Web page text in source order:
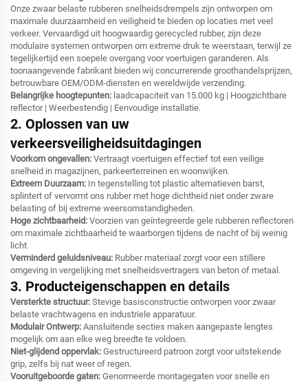
Onze zwaar belaste rubberen snelheidsdrempels zijn ontworpen om
maximale duurzaamheid en veiligheid te bieden op locaties met veel
verkeer. Vervaardigd uit hoogwaardig gerecycled rubber, zijn deze
modulaire systemen ontworpen om extreme druk te weerstaan, terwijl ze
tegelijkertijd een soepele overgang voor voertuigen garanderen. Als
toonaangevende fabrikant bieden wij concurrerende groothandelsprijzen,
betrouwbare OEM/ODM-diensten en wereldwijde verzending.
Belangrijke hoogtepunten: laadcapaciteit van 15.000 kg | Hoogzichtbare
reflector | Weerbestendig | Eenvoudige installatie.
2. Oplossen van uw
verkeersveiligheidsuitdagingen
Voorkom ongevallen: Vertraagt voertuigen effectief tot een veilige
snelheid in magazijnen, parkeerterreinen en woonwijken.
Extreem Duurzaam: In tegenstelling tot plastic alternatieven barst,
splintert of vervormt ons rubber met hoge dichtheid niet onder zware
belasting of bij extreme weersomstandigheden.
Hoge zichtbaarheid: Voorzien van geïntegreerde gele rubberen reflectoren
om maximale zichtbaarheid te waarborgen tijdens de nacht of bij weinig
licht.
Verminderd geluidsniveau: Rubber materiaal zorgt voor een stillere
omgeving in vergelijking met snelheidsvertragers van beton of metaal.
3. Producteigenschappen en details
Versterkte structuur: Stevige basisconstructie ontworpen voor zwaar
belaste vrachtwagens en industriele apparatuur.
Modulair Ontwerp: Aansluitende secties maken aangepaste lengtes
mogelijk om aan elke weg breedte te voldoen.
Niet-glijdend oppervlak: Gestructureerd patroon zorgt voor uitstekende
grip, zelfs bij nat weer of regen.
Vooruitgeboorde gaten: Genormeerde montagegaten voor snelle en